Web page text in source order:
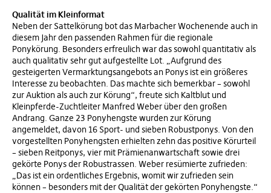
Qualität im Kleinformat
Neben der Sattelkörung bot das Marbacher Wochenende auch in
diesem Jahr den passenden Rahmen für die regionale
Ponykörung. Besonders erfreulich war das sowohl quantitativ als
auch qualitativ sehr gut aufgestellte Lot. „Aufgrund des
gesteigerten Vermarktungsangebots an Ponys ist ein größeres
Interesse zu beobachten. Das machte sich bemerkbar – sowohl
zur Auktion als auch zur Körung“, freute sich Kaltblut und
Kleinpferde-Zuchtleiter Manfred Weber über den großen
Andrang. Ganze 23 Ponyhengste wurden zur Körung
angemeldet, davon 16 Sport- und sieben Robustponys. Von den
vorgestellten Ponyhengsten erhielten zehn das positive Körurteil
– sieben Reitponys, vier mit Prämienanwartschaft sowie drei
gekörte Ponys der Robustrassen. Weber resümierte zufrieden:
„Das ist ein ordentliches Ergebnis, womit wir zufrieden sein
können – besonders mit der Qualität der gekörten Ponyhengste.“